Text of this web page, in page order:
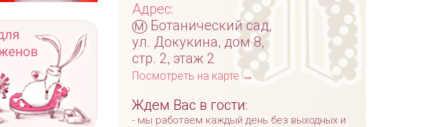
Адрес:
м Ботанический сад,
ул. Докукина, дом 8,
стр. 2, этаж 2
Посмотреть на карте →
Ждем Вас в гости:
мы работаем каждый день без выходных и